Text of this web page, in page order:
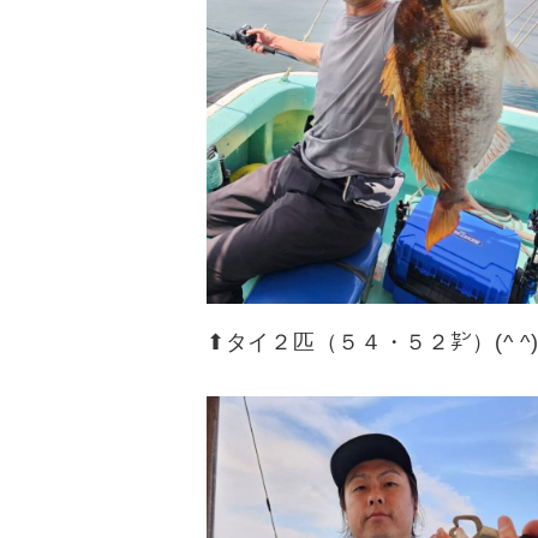
⬆︎タイ２匹（５４・５２㌢）(^